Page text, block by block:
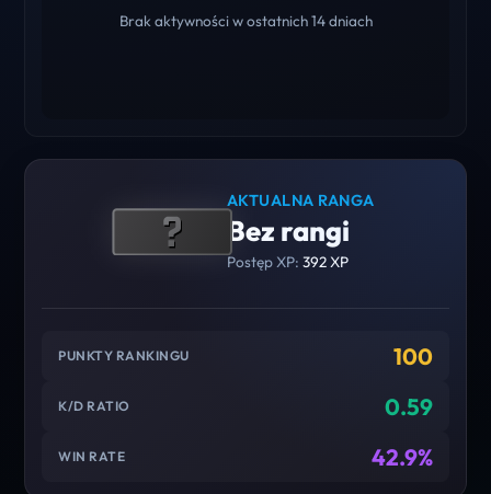
Brak aktywności w ostatnich 14 dniach
AKTUALNA RANGA
Bez rangi
Postęp XP: 392 XP
PUNKTY RANKINGU 100
K/D RATIO 0.59
WIN RATE 42.9%